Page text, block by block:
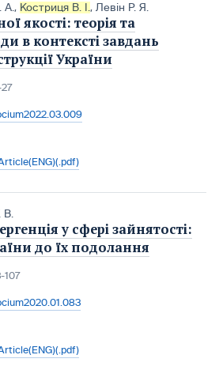
А. , Костриця В. І. , Левін Р. Я.
якості: теорія та
в контексті завдань
України
В.
у сфері зайнятості:
до їх подолання
107